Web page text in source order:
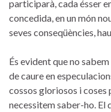
participarà, cada ésser
concedida, en un món
seves conseqüències,
És evident que no
de caure en
cossos gloriosos i coses
necessitem saber-ho. El